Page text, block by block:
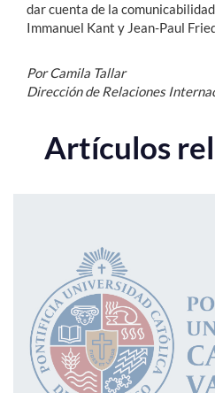
dar cuenta de la
Immanuel Kant y Jean-Paul
Por Camila Tallar
Dirección de Relaciones
Artículos